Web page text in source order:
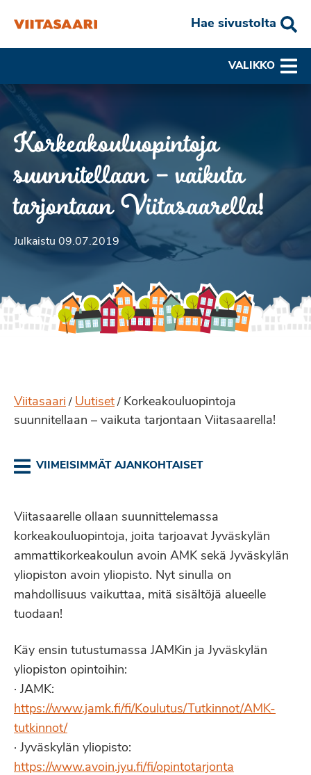
Hae sivustolta
VALIKKO
Korkeakouluopintoja
suunnitellaan – vaikuta
tarjontaan Viitasaarella!
Julkaistu 09.07.2019
Viitasaari / Uutiset / Korkeakouluopintoja
suunnitellaan – vaikuta tarjontaan Viitasaarella!
VIIMEISIMMÄT AJANKOHTAISET
Viitasaarelle ollaan suunnittelemassa
korkeakouluopintoja, joita tarjoavat Jyväskylän
ammattikorkeakoulun avoin AMK sekä Jyväskylän
yliopiston avoin yliopisto. Nyt sinulla on
mahdollisuus vaikuttaa, mitä sisältöjä alueelle
tuodaan!
Käy ensin tutustumassa JAMKin ja Jyväskylän
yliopiston opintoihin:
· JAMK:
https://www.jamk.fi/fi/Koulutus/Tutkinnot/AMK-
tutkinnot/
· Jyväskylän yliopisto:
https://www.avoin.jyu.fi/fi/opintotarjonta